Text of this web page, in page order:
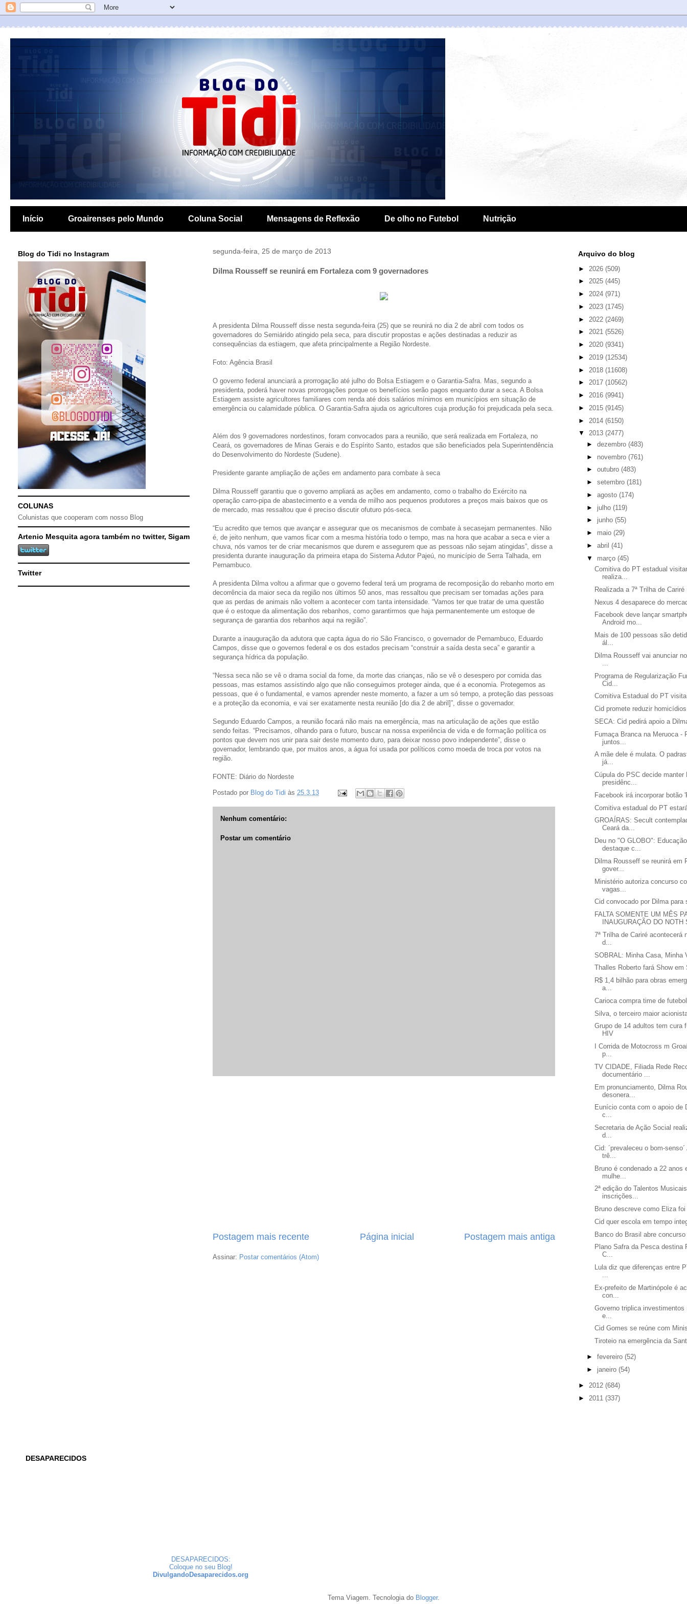
Início Groairenses pelo Mundo Coluna Social Mensagens de Reflexão De olho no Futebol Nutrição
segunda-feira, 25 de março de 2013
Dilma Rousseff se reunirá em Fortaleza com 9 governadores
A presidenta Dilma Rousseff disse nesta segunda-feira (25) que se reunirá no dia 2 de abril com todos os
governadores do Semiárido atingido pela seca, para discutir propostas e ações destinadas a reduzir as
consequências da estiagem, que afeta principalmente a Região Nordeste.
Foto: Agência Brasil
O governo federal anunciará a prorrogação até julho do Bolsa Estiagem e o Garantia-Safra. Mas, segundo a
presidenta, poderá haver novas prorrogações porque os benefícios serão pagos enquanto durar a seca. A Bolsa
Estiagem assiste agricultores familiares com renda até dois salários mínimos em municípios em situação de
emergência ou calamidade pública. O Garantia-Safra ajuda os agricultores cuja produção foi prejudicada pela seca.
Além dos 9 governadores nordestinos, foram convocados para a reunião, que será realizada em Fortaleza, no
Ceará, os governadores de Minas Gerais e do Espírito Santo, estados que são beneficiados pela Superintendência
do Desenvolvimento do Nordeste (Sudene).
Presidente garante ampliação de ações em andamento para combate à seca
Dilma Rousseff garantiu que o governo ampliará as ações em andamento, como o trabalho do Exército na
operação carro-pipa de abastecimento e a venda de milho aos pequenos produtores a preços mais baixos que os
de mercado, mas ressaltou que é preciso discutir ofuturo pós-seca.
“Eu acredito que temos que avançar e assegurar que os mecanismos de combate à secasejam permanentes. Não
é, de jeito nenhum, que vamos ficar com a mesma história todo o tempo, mas na hora que acabar a seca e vier a
chuva, nós vamos ter de criar mecanismos que durem e assegurem que as pessoas não sejam atingidas”, disse a
presidenta durante inauguração da primeira etapa do Sistema Adutor Pajeú, no município de Serra Talhada, em
Pernambuco.
A presidenta Dilma voltou a afirmar que o governo federal terá um programa de recomposição do rebanho morto em
decorrência da maior seca da região nos últimos 50 anos, mas ressaltou que precisam ser tomadas ações para
que as perdas de animais não voltem a acontecer com tanta intensidade. “Vamos ter que tratar de uma questão
que é o estoque da alimentação dos rebanhos, como garantirmos que haja permanentemente um estoque de
segurança de garantia dos rebanhos aqui na região”.
Durante a inauguração da adutora que capta água do rio São Francisco, o governador de Pernambuco, Eduardo
Campos, disse que o governos federal e os dos estados precisam “construir a saída desta seca” e garantir a
segurança hídrica da população.
“Nessa seca não se vê o drama social da fome, da morte das crianças, não se vê o desespero por comida das
pessoas, mas estamos assistindo algo que não conseguimos proteger ainda, que é a economia. Protegemos as
pessoas, que é o fundamental, e vamos aprender neste momento, a fazer a um só tempo, a proteção das pessoas
e a proteção da economia, e vai ser exatamente nesta reunião [do dia 2 de abril]”, disse o governador.
Segundo Eduardo Campos, a reunião focará não mais na emergência, mas na articulação de ações que estão
sendo feitas. “Precisamos, olhando para o futuro, buscar na nossa experiência de vida e de formação política os
pontos que devem nos unir para sair deste momento duro, para deixar nosso povo independente”, disse o
governador, lembrando que, por muitos anos, a água foi usada por políticos como moeda de troca por votos na
região.
FONTE: Diário do Nordeste
Postado por Blog do Tidi às 25.3.13
Nenhum comentário:
Postar um comentário
Postagem mais recente Postagem mais antiga
Página inicial
Assinar: Postar comentários (Atom)
Blog do Tidi no Instagram
COLUNAS
Colunistas que cooperam com nosso Blog
Artenio Mesquita agora também no twitter, Sigam
Twitter
Arquivo do blog
► 2026 (509)
► 2025 (445)
► 2024 (971)
► 2023 (1745)
► 2022 (2469)
► 2021 (5526)
► 2020 (9341)
► 2019 (12534)
► 2018 (11608)
► 2017 (10562)
► 2016 (9941)
► 2015 (9145)
► 2014 (6150)
▼ 2013 (2477)
► dezembro (483)
► novembro (761)
► outubro (483)
► setembro (181)
► agosto (174)
► julho (119)
► junho (55)
► maio (29)
► abril (41)
▼ março (45)
Comitiva do PT estadual
realiza...
Realizada a 7ª Trilha de Cariré
Nexus 4 desaparece do
Facebook deve lançar
Android mo...
Mais de 100 pessoas são
ál...
Dilma Rousseff vai anunciar
Programa de Regularização
Cid...
Comitiva Estadual do PT
Cid promete reduzir
SECA: Cid pedirá apoio a
Fumaça Branca na Meruoca -
juntos...
A mãe dele é mulata. O
já...
Cúpula do PSC decide manter
presidênc...
Facebook irá incorporar botão
Comitiva estadual do PT
GROAÍRAS: Secult
Ceará da...
Deu no "O GLOBO":
destaque c...
Dilma Rousseff se reunirá em
gover...
Ministério autoriza concurso
vagas...
Cid convocado por Dilma para
FALTA SOMENTE UM MÊS
INAUGURAÇÃO DO NOTH
7ª Trilha de Cariré acontecerá
d...
SOBRAL: Minha Casa, Minha
Thalles Roberto fará Show em
R$ 1,4 bilhão para obras
a...
Carioca compra time de
Silva, o terceiro maior
Grupo de 14 adultos tem cura
HIV
I Corrida de Motocross m
p...
TV CIDADE, Filiada Rede
documentário ...
Em pronunciamento, Dilma
desonera...
Eunício conta com o apoio de
c...
Secretaria de Ação Social
d...
Cid: ´prevaleceu o bom-
trê...
Bruno é condenado a 22 anos
mulhe...
2ª edição do Talentos
inscrições...
Bruno descreve como Eliza
Cid quer escola em tempo
Banco do Brasil abre
Plano Safra da Pesca destina
C...
Lula diz que diferenças entre
...
Ex-prefeito de Martinópole é
con...
Governo triplica investimentos
e...
Cid Gomes se reúne com
Tiroteio na emergência da
► fevereiro (52)
► janeiro (54)
► 2012 (684)
► 2011 (337)
DESAPARECIDOS
DESAPARECIDOS:
Coloque no seu Blog!
DivulgandoDesaparecidos.org
Tema Viagem. Tecnologia do Blogger.